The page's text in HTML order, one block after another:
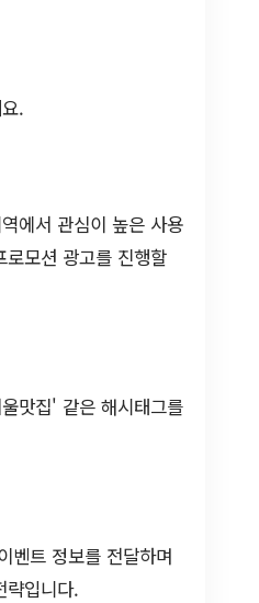
.
에서 관심이 높은 사용
모션 광고를 진행할
맛집' 같은 해시태그를
벤트 정보를 전달하며
략입니다.